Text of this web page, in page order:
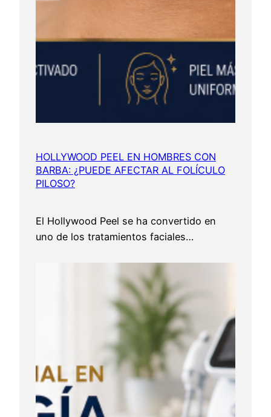
HOLLYWOOD PEEL EN HOMBRES CON
BARBA: ¿PUEDE AFECTAR AL FOLÍCULO
PILOSO?
El Hollywood Peel se ha convertido en
uno de los tratamientos faciales…